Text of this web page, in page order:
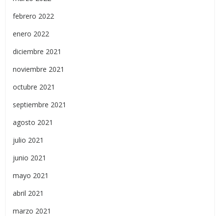
febrero 2022
enero 2022
diciembre 2021
noviembre 2021
octubre 2021
septiembre 2021
agosto 2021
julio 2021
junio 2021
mayo 2021
abril 2021
marzo 2021